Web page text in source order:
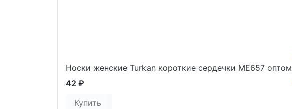
Носки женские Turkan короткие сердечки МЕ657 оптом
42 ₽
Купить